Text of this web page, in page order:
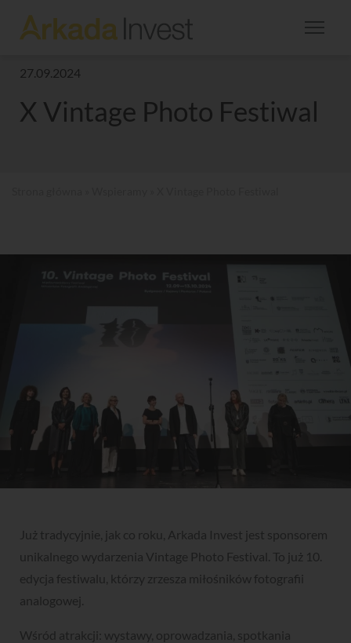
27.09.2024
X Vintage Photo Festiwal
Już tradycyjnie, jak co roku, Arkada Invest jest sponsorem
unikalnego wydarzenia Vintage Photo Festival. To już 10.
edycja festiwalu, którzy zrzesza miłośników fotografii
analogowej.
Wśród atrakcji: wystawy, oprowadzania, spotkania